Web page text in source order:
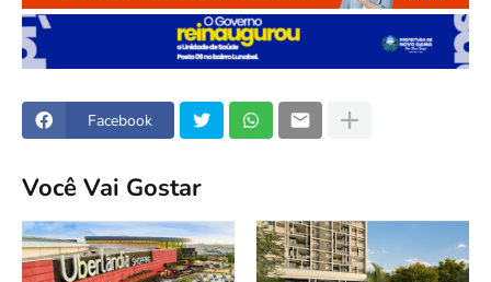
Facebook
Você Vai Gostar